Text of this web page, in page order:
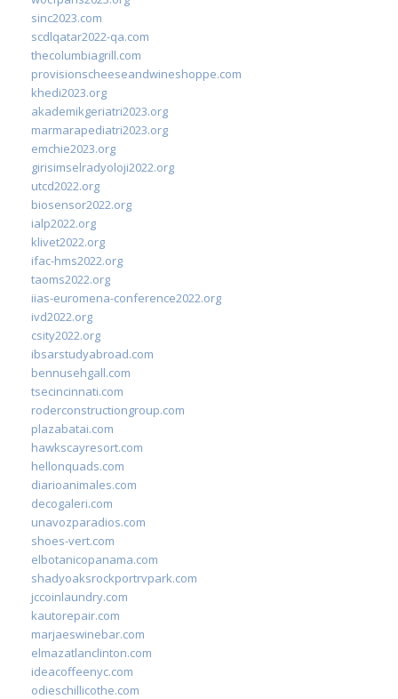
sinc2023.com
scdlqatar2022-qa.com
thecolumbiagrill.com
provisionscheeseandwineshoppe.com
khedi2023.org
akademikgeriatri2023.org
marmarapediatri2023.org
emchie2023.org
girisimselradyoloji2022.org
utcd2022.org
biosensor2022.org
ialp2022.org
klivet2022.org
ifac-hms2022.org
taoms2022.org
iias-euromena-conference2022.org
ivd2022.org
csity2022.org
ibsarstudyabroad.com
bennusehgall.com
tsecincinnati.com
roderconstructiongroup.com
plazabatai.com
hawkscayresort.com
hellonquads.com
diarioanimales.com
decogaleri.com
unavozparadios.com
shoes-vert.com
elbotanicopanama.com
shadyoaksrockportrvpark.com
jccoinlaundry.com
kautorepair.com
marjaeswinebar.com
elmazatlanclinton.com
ideacoffeenyc.com
odieschillicothe.com